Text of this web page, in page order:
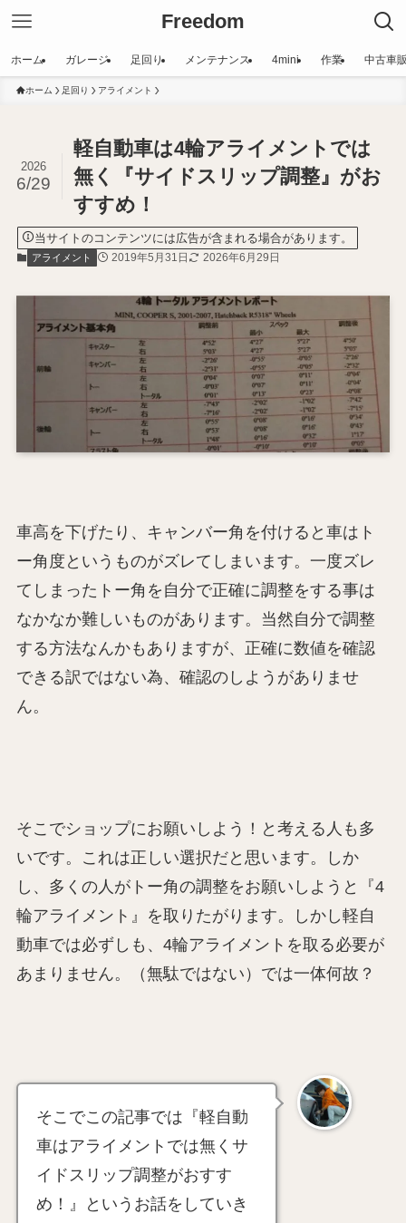
Freedom
ホーム ガレージ 足回り メンテナンス 4mini 作業 中古車
ホーム 足回り アライメント
軽自動車は4輪アライメントでは
無く『サイドスリップ調整』がお
すすめ！
2026
6/29
当サイトのコンテンツには広告が含まれる場合があります。
アライメント 2019年5月31日 2026年6月29日
車高を下げたり、キャンバー角を付けると車はト
ー角度というものがズレてしまいます。一度ズレ
てしまったトー角を自分で正確に調整をする事は
なかなか難しいものがあります。当然自分で調整
する方法なんかもありますが、正確に数値を確認
できる訳ではない為、確認のしようがありませ
ん。
そこでショップにお願いしよう！と考える人も多
いです。これは正しい選択だと思います。しか
し、多くの人がトー角の調整をお願いしようと『4
輪アライメント』を取りたがります。しかし軽自
動車では必ずしも、4輪アライメントを取る必要が
あまりません。（無駄ではない）では一体何故？
そこでこの記事では『軽自動
車はアライメントでは無くサ
イドスリップ調整がおすす
め！』というお話をしていき